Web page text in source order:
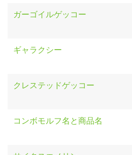
ガーゴイルゲッコー
ギャラクシー
クレステッドゲッコー
コンボモルフ名と商品名